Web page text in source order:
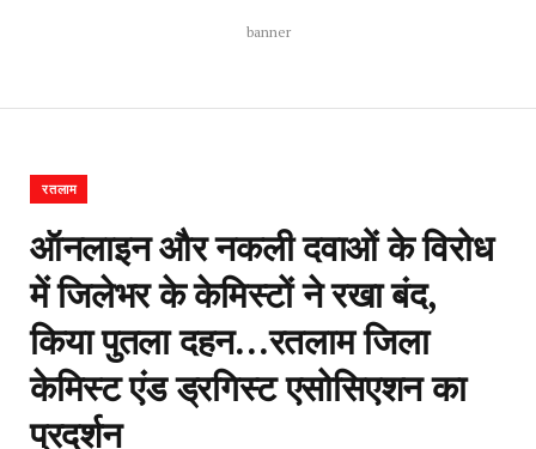
banner
रतलाम
ऑनलाइन और नकली दवाओं के विरोध
में जिलेभर के केमिस्टों ने रखा बंद,
किया पुतला दहन…रतलाम जिला
केमिस्ट एंड ड्रगिस्ट एसोसिएशन का
प्रदर्शन